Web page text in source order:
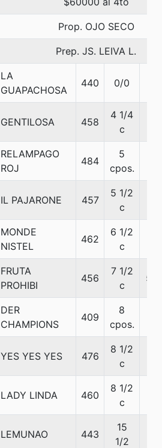
Prop. OJO SECO
Prep. JS. LEIVA L.
LA
GUAPACHOSA
440 0/0
GENTILOSA 458
4 1/4
c
RELAMPAGO
ROJ
484
5
cpos.
IL PAJARONE 457
5 1/2
c
MONDE
NISTEL
462
6 1/2
c
FRUTA
PROHIBI
456
7 1/2
c
56
DER
CHAMPIONS
409
8
cpos.
YES YES YES 476
8 1/2
c
LADY LINDA 460
8 1/2
c
LEMUNAO 443
15
1/2